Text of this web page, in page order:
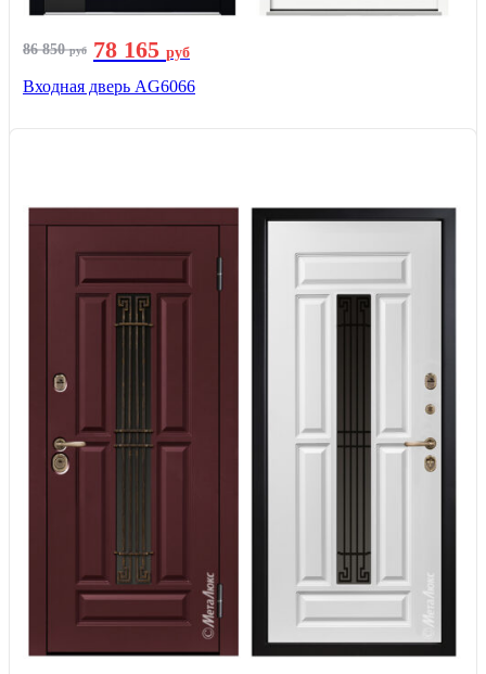
86 850руб 78 165 руб
Входная дверь AG6066